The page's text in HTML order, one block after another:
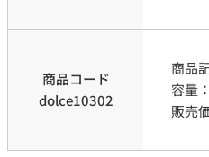
商品コード
dolce10302
商品
容量 ：
販売